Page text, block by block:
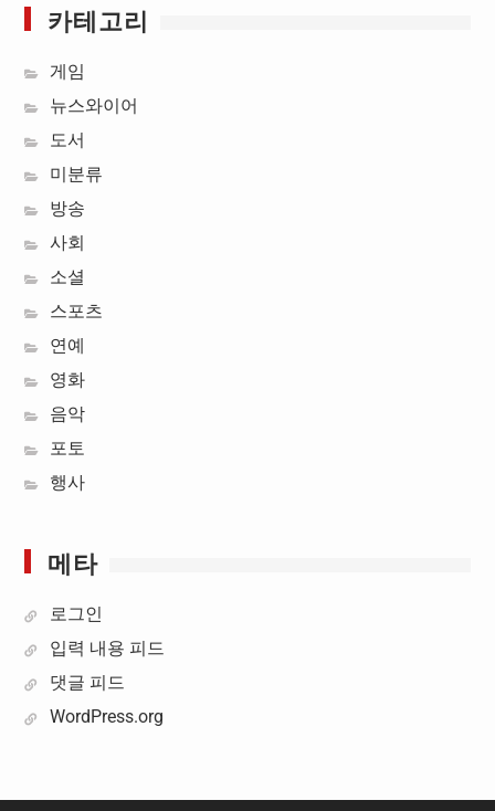
카테고리
게임
뉴스와이어
도서
미분류
방송
사회
소셜
스포츠
연예
영화
음악
포토
행사
메타
로그인
입력 내용 피드
댓글 피드
WordPress.org